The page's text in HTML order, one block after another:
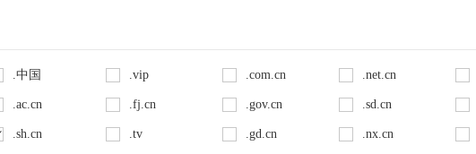
.中国 .vip .com.cn .net.cn
.ac.cn .fj.cn .gov.cn .sd.cn
.sh.cn .tv .gd.cn .nx.cn